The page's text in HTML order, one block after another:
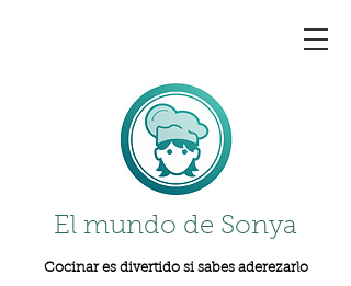
El mundo de Sonya
Cocinar es divertido si sabes aderezarlo